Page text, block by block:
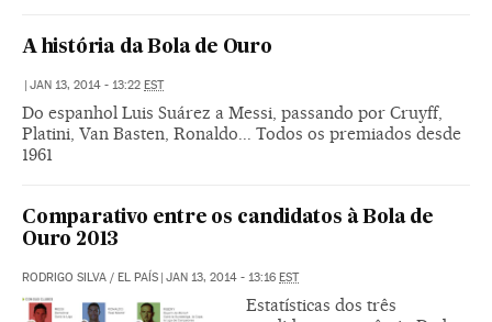
A história da Bola de Ouro
| JAN 13, 2014 - 13:22 EST
Do espanhol Luis Suárez a Messi, passando por Cruyff,
Platini, Van Basten, Ronaldo... Todos os premiados desde
1961
Comparativo entre os candidatos à Bola de
Ouro 2013
RODRIGO SILVA / EL PAÍS | JAN 13, 2014 - 13:16 EST
Estatísticas dos três